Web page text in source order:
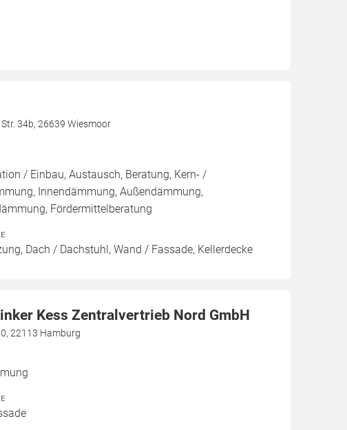
34b, 26639 Wiesmoor
/ Einbau, Austausch, Beratung, Kern- /
Innendämmung, Außendämmung,
Fördermittelberatung
Dach / Dachstuhl, Wand / Fassade, Kellerdecke
Kess Zentralvertrieb Nord GmbH
22113 Hamburg